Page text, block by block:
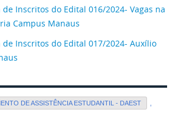
Inscritos do Edital 016/2024- Vagas na
Campus Manaus
de Inscritos do Edital 017/2024- Auxílio
DE ASSISTÊNCIA ESTUDANTIL - DAEST